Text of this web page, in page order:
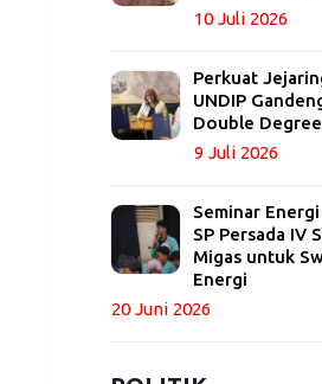
10 Juli 2026
Perkuat
UNDIP
Double
9 Juli 2026
Seminar
SP Persada IV
Migas untuk
Energi
20 Juni 2026